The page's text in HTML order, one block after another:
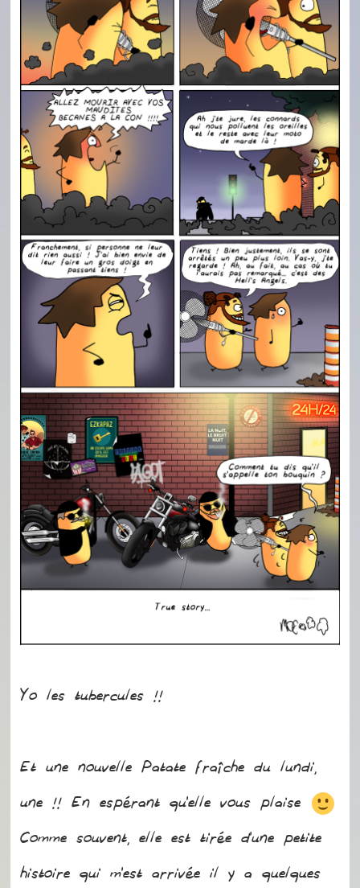
Yo les tubercules !!
Et une nouvelle Patate fraîche du lundi,
une !! En espérant qu’elle vous plaise
Comme souvent, elle est tirée d’une petite
histoire qui m’est arrivée il y a quelques